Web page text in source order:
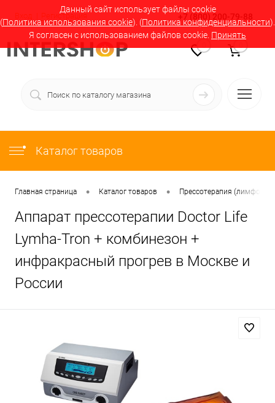
Данный сайт использует файлы cookie
(Политика использования cookie). (Политика конфиденциальности).
Я согласен с использованием файлов cookie. Принять
Вход Регистрация +7 (800) 200-79-88
Каталог товаров
Главная страница • Каталог товаров • Прессотерапия
Аппарат прессотерапии Doctor Life
Lymha-Tron + комбинезон +
инфракрасный прогрев в Москве и
России